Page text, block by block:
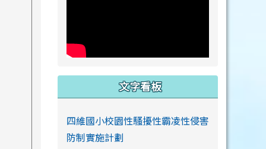
文字看板
四維國小校園性騷擾性霸凌性侵害
防制實施計劃